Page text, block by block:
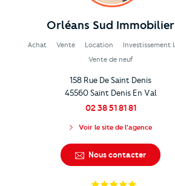
Orléans Sud Immobilier
Achat Vente Location
Investissement
Vente de neuf
158 Rue De Saint Denis
45560 Saint Denis En Val
02 38 51 81 81
Voir le site de l'agence
Nous contacter